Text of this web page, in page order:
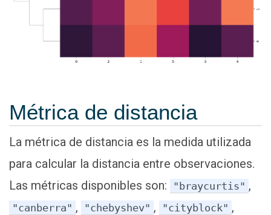
Métrica de distancia
La métrica de distancia es la medida utilizada
para calcular la distancia entre observaciones.
Las métricas disponibles son:
"braycurtis" ,
"canberra" , "chebyshev" , "cityblock" ,